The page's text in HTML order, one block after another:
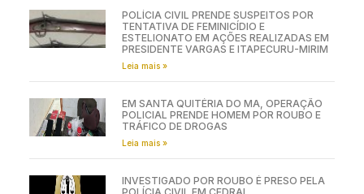
POLÍCIA CIVIL PRENDE SUSPEITOS POR
TENTATIVA DE FEMINICÍDIO E
ESTELIONATO EM AÇÕES REALIZADAS EM
PRESIDENTE VARGAS E ITAPECURU-MIRIM
Leia mais »
EM SANTA QUITÉRIA DO MA, OPERAÇÃO
POLICIAL PRENDE HOMEM POR ROUBO E
TRÁFICO DE DROGAS
Leia mais »
INVESTIGADO POR ROUBO É PRESO PELA